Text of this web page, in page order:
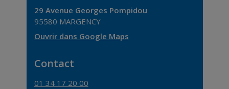
29 Avenue Georges Pompidou
95580 MARGENCY
Ouvrir dans Google Maps
Contact
01 34 17 20 00